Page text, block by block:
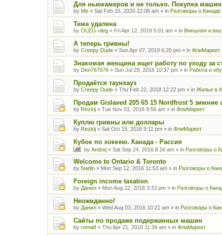
Для ньюкамеров и не только. Покупка
by Me » Sat Feb 15, 2020 12:08 am » in Разговоры о Канаде
Тема удалена
by OLEG-oleg » Fri Apr 12, 2019 5:01 am » in Внешняя и
А теперь гривны!
by Creepy Dude » Sun Apr 07, 2019 6:20 pm » in ФлиМаркет
Знакомая женщина ищет работу по уходу за
by Den767676 » Sun Jul 29, 2018 10:37 pm » in Работа и
Продаётся таунхауз
by Creepy Dude » Thu Feb 22, 2018 12:22 pm » in Жилье в
Продам Gislaved 205 65 15 Nordfrost 5
by Rezkij » Tue Nov 01, 2016 9:56 am » in ФлиМаркет
Куплю гривны или доллары
by Rezkij » Sat Oct 15, 2016 9:11 pm » in ФлиМаркет
Кубок по хоккею. Канада - Рассия
by Andrej » Sat Sep 24, 2016 8:16 am » in Разговоры о
Welcome to Ontario & Toronto
by Nadin » Mon Sep 12, 2016 11:53 am » in Разговоры о
Foreign income taxation
by Данил » Mon Aug 22, 2016 3:33 pm » in Разговоры о
Неожиданно!
by Данил » Wed Aug 03, 2016 10:21 am » in Разговоры о
Сайты по продаже подержанных машин
by roma8 » Thu Apr 21, 2016 11:34 am » in ФлиМаркет